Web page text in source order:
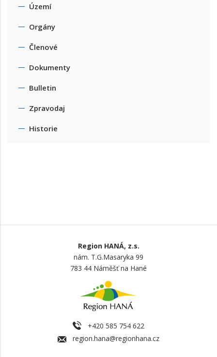
Území
Orgány
Členové
Dokumenty
Bulletin
Zpravodaj
Historie
Region HANÁ, z.s.
nám. T.G.Masaryka 99
783 44 Náměšť na Hané
+420 585 754 622
region.hana@regionhana.cz